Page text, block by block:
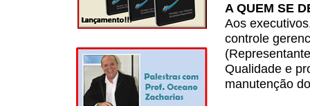
A QUEM SE
Aos
controle
Qualidade e
manutenção